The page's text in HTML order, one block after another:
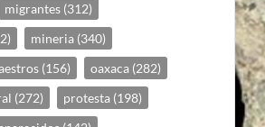
migrantes (312)
mineria (340)
(156) oaxaca (282)
(272) protesta (198)